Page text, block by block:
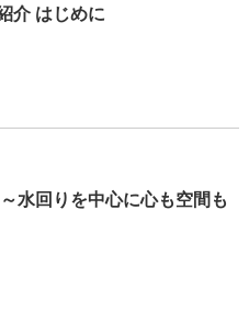
介 はじめに
水回りを中心に心も空間も